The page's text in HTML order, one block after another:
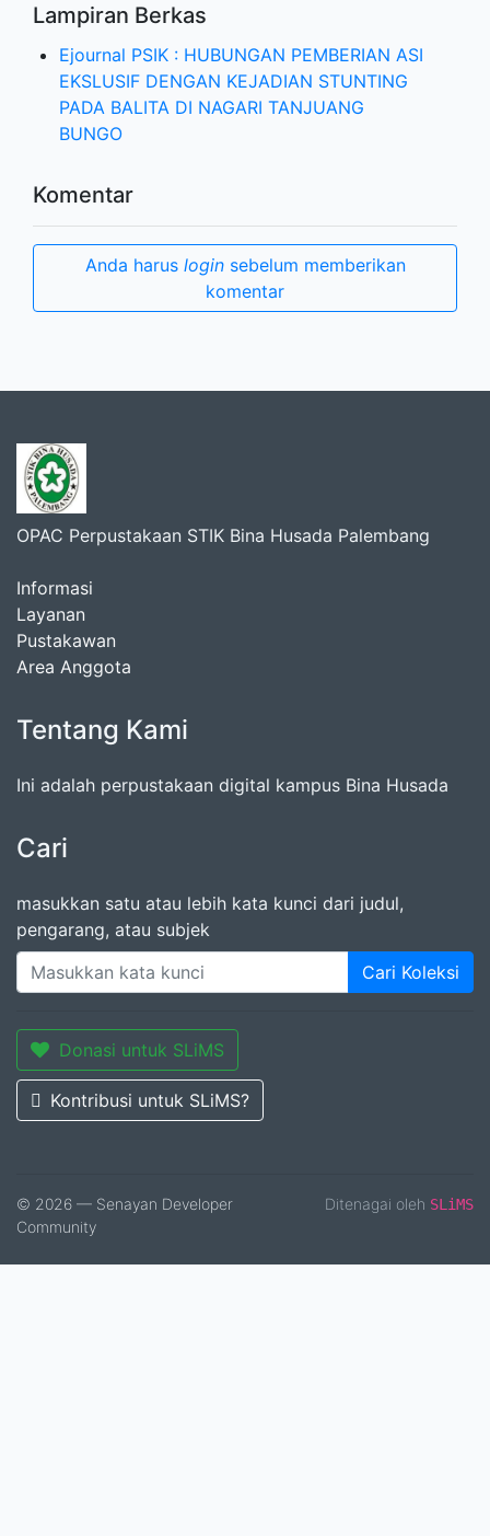
Lampiran Berkas
Ejournal PSIK : HUBUNGAN PEMBERIAN ASI
EKSLUSIF DENGAN KEJADIAN STUNTING
PADA BALITA DI NAGARI TANJUANG
BUNGO
Komentar
Anda harus loginsebelum memberikan
komentar
OPAC Perpustakaan STIK Bina Husada Palembang
Informasi
Layanan
Pustakawan
Area Anggota
Tentang Kami
Ini adalah perpustakaan digital kampus Bina Husada
Cari
masukkan satu atau lebih kata kunci dari judul,
pengarang, atau subjek
Cari Koleksi
Donasi untuk SLiMS
Kontribusi untuk SLiMS?
© 2026 — Senayan Developer
Community
Ditenagai oleh SLiMS